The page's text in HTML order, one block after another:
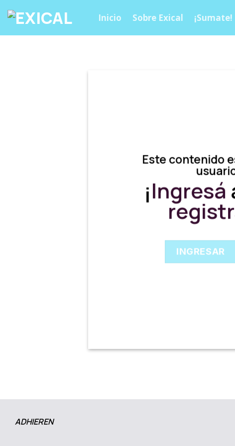
Inicio Sobre Exical ¡Sumate!
Este contenido
¡Ingresá
INGRESAR
ADHIEREN